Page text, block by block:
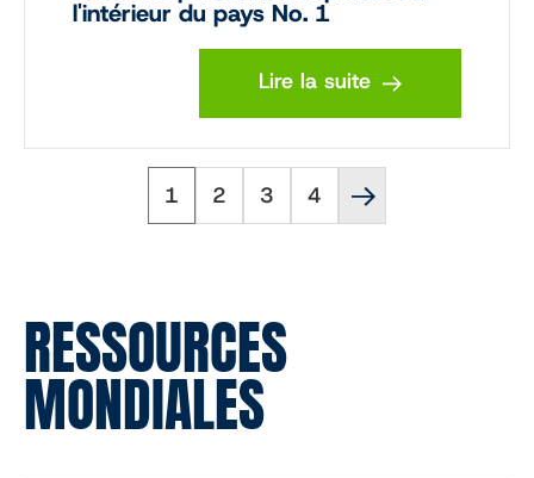
l'intérieur du pays No. 1
Lire la suite
Pagination1 2 3 4
suivante
RESSOURCES
MONDIALES